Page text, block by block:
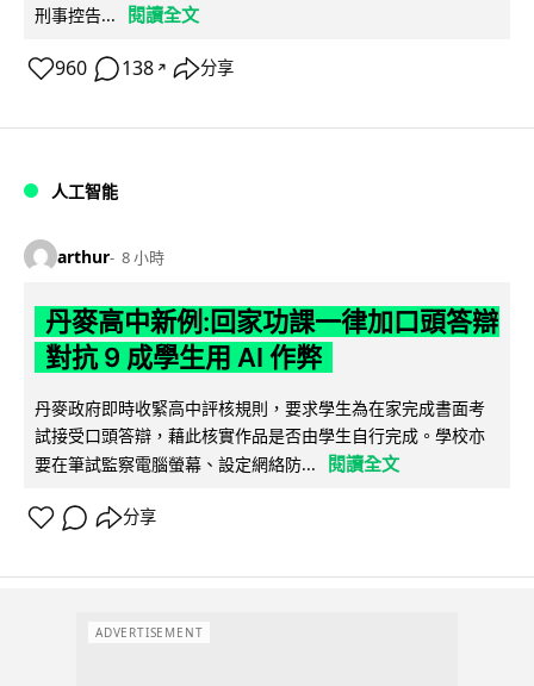
刑事控告...
閱讀全文
960 138 ↗ 分享
人工智能
arthur 8 小時
丹麥高中新例:回家功課一律加口頭答辯
對抗 9 成學生用 AI 作弊
丹麥政府即時收緊高中評核規則，要求學生為在家完成書面考
試接受口頭答辯，藉此核實作品是否由學生自行完成。學校亦
要在筆試監察電腦螢幕、設定網絡防...
閱讀全文
分享
ADVERTISEMENT